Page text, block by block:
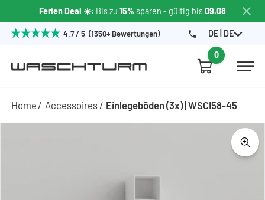
Ferien Deal ☀️: Bis zu 15% sparen - gültig bis09.08
4.7 / 5 (1350+ Bewertungen) DE | DE
0
Home Accessoires Einlegeböden (3x) | WSCI58-45